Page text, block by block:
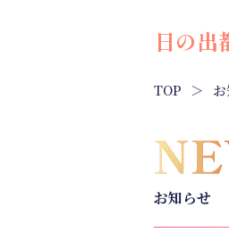
日の出
TOP
お知らせ